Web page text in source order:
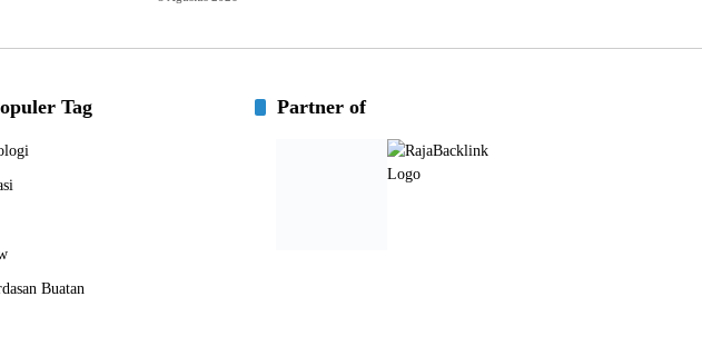
Tag
Buatan
Partner of